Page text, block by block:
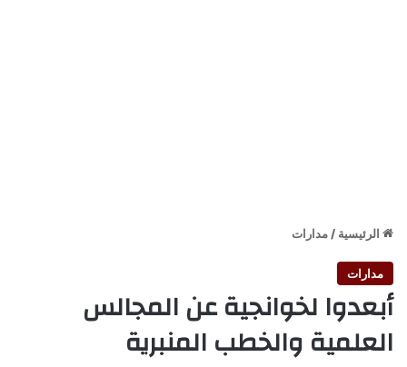
الرئيسية / مدارات
مدارات
أبعدوا لخوانجية عن المجالس
العلمية والخطب المنبرية